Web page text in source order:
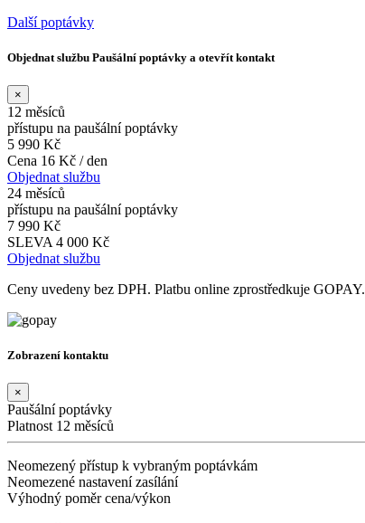
Další poptávky
Objednat službu Paušální poptávky a otevřít kontakt
×
12 měsíců
přístupu na paušální poptávky
5 990 Kč
Cena 16 Kč / den
Objednat službu
24 měsíců
přístupu na paušální poptávky
7 990 Kč
SLEVA 4 000 Kč
Objednat službu
Ceny uvedeny bez DPH. Platbu online zprostředkuje GOPAY.
Zobrazení kontaktu
×
Paušální poptávky
Platnost 12 měsíců
Neomezený přístup k vybraným poptávkám
Neomezené nastavení zasílání
Výhodný poměr cena/výkon